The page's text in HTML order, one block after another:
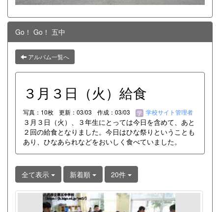
Go！ Go！ 五中
アルバム一覧へ
３月３日（火）給食
写真：10枚 更新：03/03 作成：03/03 学校サイト管理者
３月３日（火）、３年生にとっては今日を含めて、あと
２回の給食となりました。今日はひな祭りということも
あり、ひなあられなどをおいしく食べていました。
全て表示 新着順 20件